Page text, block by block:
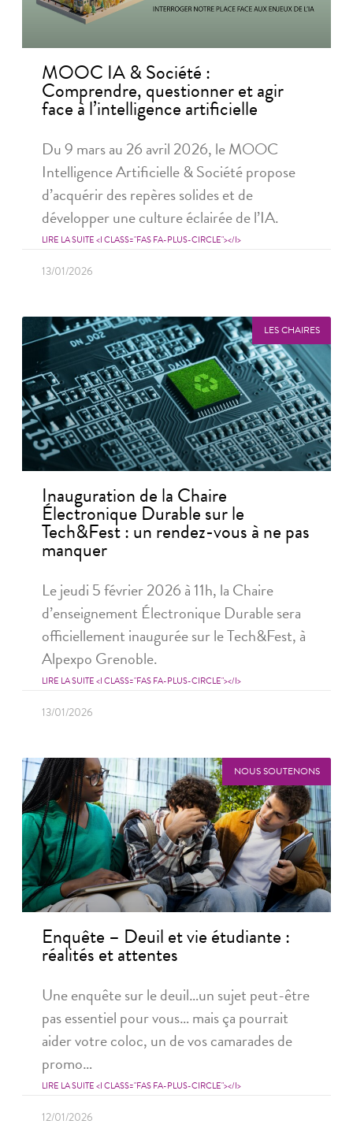
MOOC IA & Société :
Comprendre, questionner et agir
face à l’intelligence artificielle
Du 9 mars au 26 avril 2026, le MOOC
Intelligence Artificielle & Société propose
d’acquérir des repères solides et de
développer une culture éclairée de l’IA.
LIRE LA SUITE <I CLASS="FAS FA-PLUS-CIRCLE"></I>
13/01/2026
LES CHAIRES
Inauguration de la Chaire
Électronique Durable sur le
Tech&Fest : un rendez-vous à ne pas
manquer
Le jeudi 5 février 2026 à 11h, la Chaire
d’enseignement Électronique Durable sera
officiellement inaugurée sur le Tech&Fest, à
Alpexpo Grenoble.
LIRE LA SUITE <I CLASS="FAS FA-PLUS-CIRCLE"></I>
13/01/2026
NOUS SOUTENONS
Enquête – Deuil et vie étudiante :
réalités et attentes
Une enquête sur le deuil…un sujet peut-être
pas essentiel pour vous… mais ça pourrait
aider votre coloc, un de vos camarades de
promo…
LIRE LA SUITE <I CLASS="FAS FA-PLUS-CIRCLE"></I>
12/01/2026